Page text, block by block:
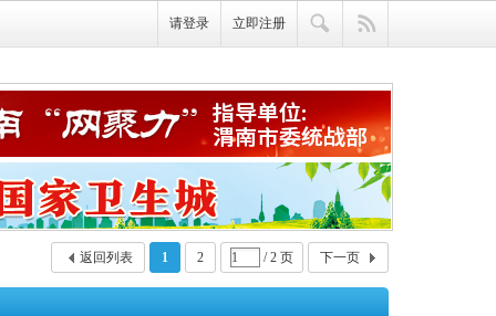
请登录 立即注册
1 2 / 2 页 下一页
返回列表